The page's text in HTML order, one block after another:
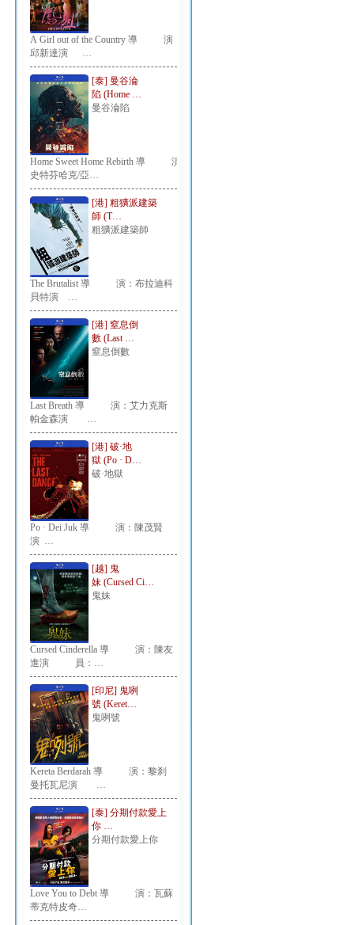
A Girl out of the Country 導 演：
邱新達演 …
[泰] 曼谷淪
陷 (Home …
曼谷淪陷
Home Sweet Home Rebirth 導 演：
史特芬哈克/亞…
[港] 粗獷派建築
師 (T…
粗獷派建築師
The Brutalist 導 演：布拉迪科
貝特演 …
[港] 窒息倒
數 (Last …
窒息倒數
Last Breath 導 演：艾力克斯
帕金森演 …
[港] 破·地
獄 (Po · D…
破·地獄
Po · Dei Juk 導 演：陳茂賢
演 …
[越] 鬼
妹 (Cursed Ci…
鬼妹
Cursed Cinderella 導 演：陳友
進演 員：…
[印尼] 鬼咧
號 (Keret…
鬼咧號
Kereta Berdarah 導 演：黎刹
曼托瓦尼演 …
[泰] 分期付款愛上
你 …
分期付款愛上你
Love You to Debt 導 演：瓦蘇
蒂克特皮奇…